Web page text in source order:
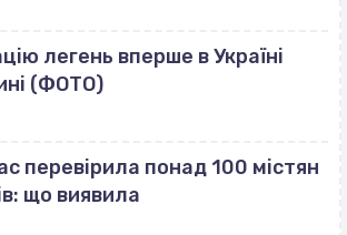
легень вперше в Україні
(ФОТО)
перевірила понад 100 містян
що виявила